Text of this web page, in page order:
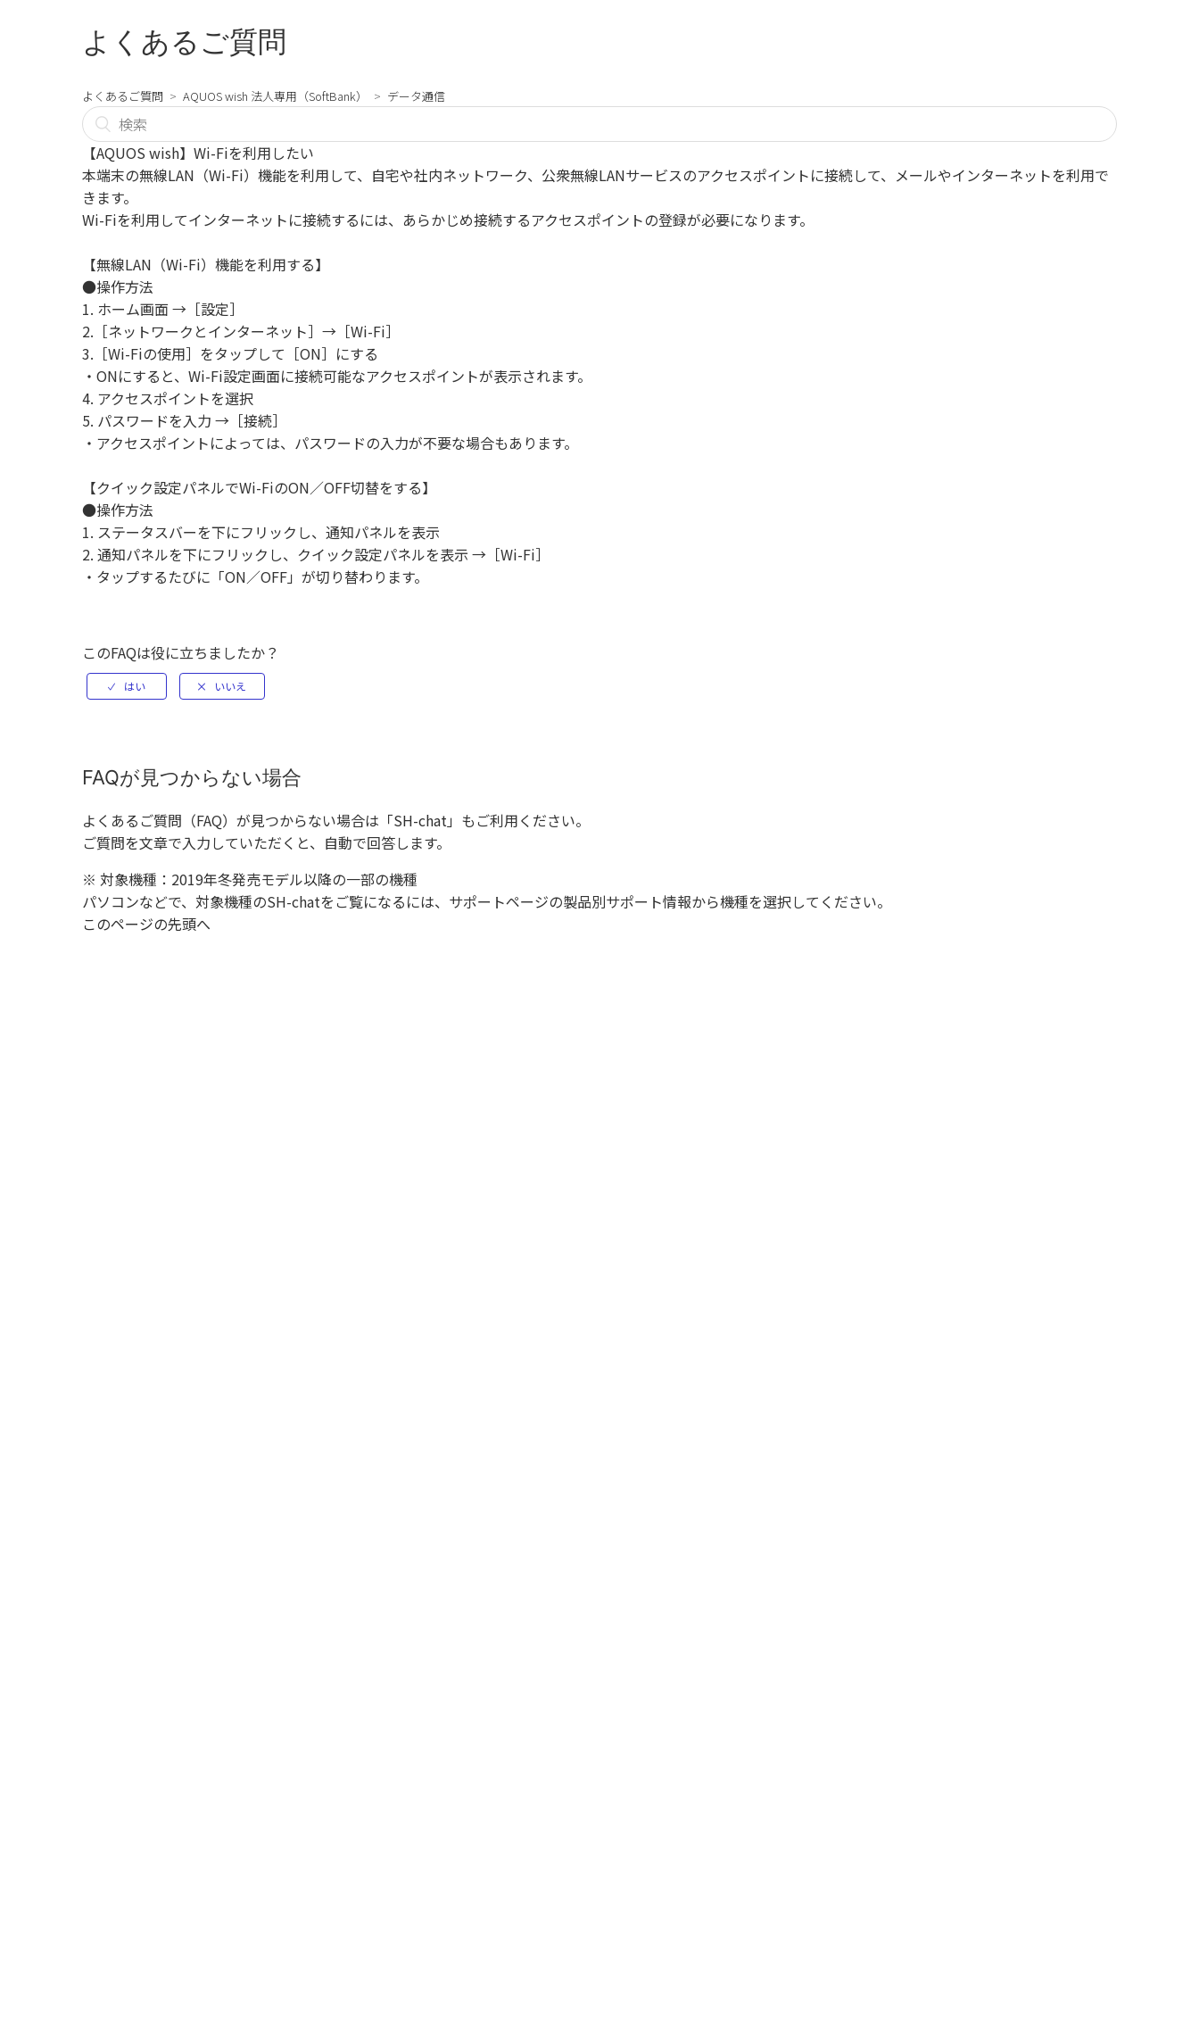
よくあるご質問
よくあるご質問 AQUOS wish 法人専用（SoftBank） データ通信
【AQUOS wish】Wi-Fiを利用したい
本端末の無線LAN（Wi-Fi）機能を利用して、自宅や社内ネットワーク、公衆無線LANサービスのアクセスポイントに接続して、メールやインターネットを利用で
きます。
Wi-Fiを利用してインターネットに接続するには、あらかじめ接続するアクセスポイントの登録が必要になります。
【無線LAN（Wi-Fi）機能を利用する】
●操作方法
1. ホーム画面 →［設定］
2.［ネットワークとインターネット］→［Wi-Fi］
3.［Wi-Fiの使用］をタップして［ON］にする
・ONにすると、Wi-Fi設定画面に接続可能なアクセスポイントが表示されます。
4. アクセスポイントを選択
5. パスワードを入力 →［接続］
・アクセスポイントによっては、パスワードの入力が不要な場合もあります。
【クイック設定パネルでWi-FiのON／OFF切替をする】
●操作方法
1. ステータスバーを下にフリックし、通知パネルを表示
2. 通知パネルを下にフリックし、クイック設定パネルを表示 →［Wi-Fi］
・タップするたびに「ON／OFF」が切り替わります。
このFAQは役に立ちましたか？
FAQが見つからない場合
よくあるご質問（FAQ）が見つからない場合は「SH-chat」もご利用ください。
ご質問を文章で入力していただくと、自動で回答します。
※ 対象機種：2019年冬発売モデル以降の一部の機種
パソコンなどで、対象機種のSH-chatをご覧になるには、サポートページの製品別サポート情報から機種を選択してください。
このページの先頭へ